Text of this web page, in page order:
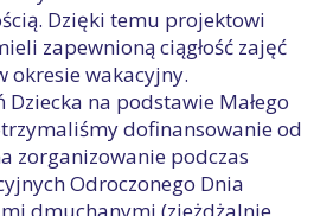
Dzięki temu projektowi
zapewnioną ciągłość zajęć
okresie wakacyjny.
Dziecka na podstawie Małego
dofinansowanie od
zorganizowanie podczas
Odroczonego Dnia